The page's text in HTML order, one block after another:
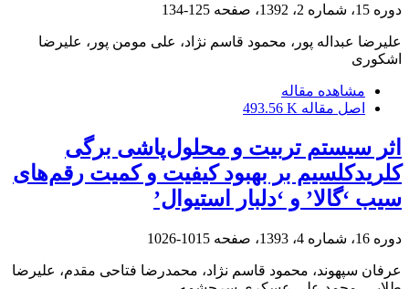
دوره 15، شماره 2، 1392، صفحه 125-134
علیرضا عبداله پور، محمود قاسم نژاد، علی مومن پور، علیرضا
اشکوری
مشاهده مقاله
اصل مقاله 493.56 K
اثر سیستم تربیت و محلول‌پاشی برگی
کلریدکلسیم بر بهبود کیفیت و کمیت رقم‌های
سیب ‘گالا’ و ‘دلبار استیوال’
دوره 16، شماره 4، 1393، صفحه 1015-1026
عرفان سپهوند، محمود قاسم نژاد، محمدرضا فتاحی مقدم، علیرضا